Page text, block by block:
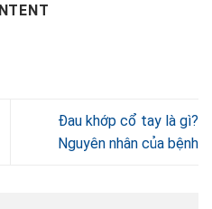
Đau khớp cổ tay là gì?
Nguyên nhân của bệnh